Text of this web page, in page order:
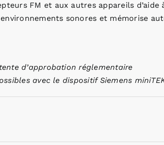
FM et aux autres appareils d’aide
sonores et mémorise
d’approbation réglementaire
avec le dispositif Siemens